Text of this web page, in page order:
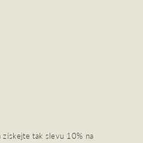
tak slevu 10% na